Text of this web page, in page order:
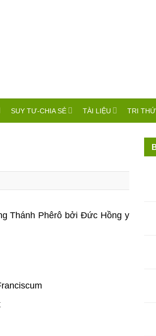
SUY TƯ-CHIA SẺ TÀI LIỆU TRI
Thánh Phêrô bởi Đức Hồng y